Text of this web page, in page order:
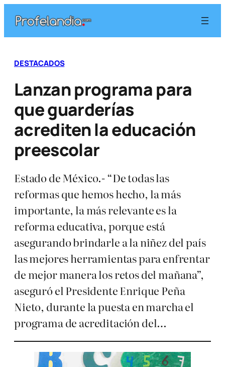
contenido
DESTACADOS
Lanzan programa para
que guarderías
acrediten la educación
preescolar
Estado de México.- “De todas las
reformas que hemos hecho, la más
importante, la más relevante es la
reforma educativa, porque está
asegurando brindarle a la niñez del país
las mejores herramientas para enfrentar
de mejor manera los retos del mañana”,
aseguró el Presidente Enrique Peña
Nieto, durante la puesta en marcha el
programa de acreditación del…